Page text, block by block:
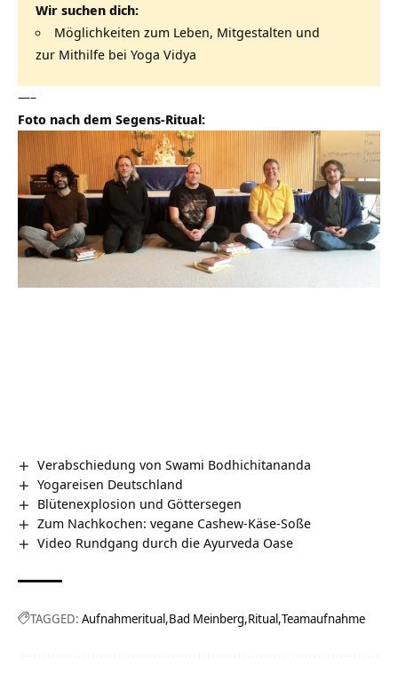
Wir suchen dich:
Möglichkeiten zum Leben, Mitgestalten und
zur Mithilfe bei Yoga Vidya
—–
Foto nach dem Segens-Ritual:
Verabschiedung von Swami Bodhichitananda
Yogareisen Deutschland
Blütenexplosion und Göttersegen
Zum Nachkochen: vegane Cashew-Käse-Soße
Video Rundgang durch die Ayurveda Oase
TAGGED: Aufnahmeritual Bad Meinberg Ritual Teamaufnahme